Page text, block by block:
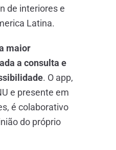
de interiores e
Latina.
maior
a consulta e
. O app,
e presente em
é colaborativo
do próprio